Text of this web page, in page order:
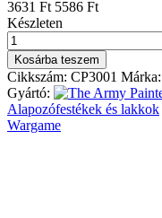
3631 Ft 5586 Ft
Készleten
Base
Primer
-
Matt
Black
mennyiség
Kosárba teszem
Cikkszám: CP3001 Márka:
Gyártó:
Alapozófestékek és lakkok
Wargame